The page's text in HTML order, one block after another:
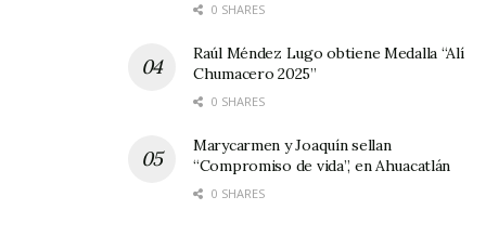
0 SHARES
Raúl Méndez Lugo obtiene Medalla “Alí
Chumacero 2025”
0 SHARES
Marycarmen y Joaquín sellan
“Compromiso de vida”, en Ahuacatlán
0 SHARES